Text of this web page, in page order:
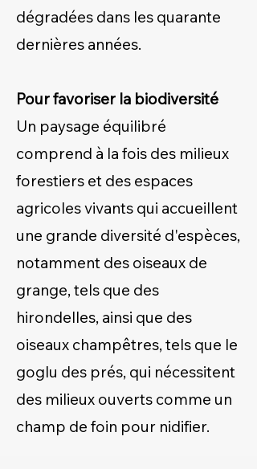
dégradées dans les quarante
dernières années.
Pour favoriser la biodiversité
Un paysage équilibré
comprend à la fois des milieux
forestiers et des espaces
agricoles vivants qui accueillent
une grande diversité d'espèces,
notamment des oiseaux de
grange, tels que des
hirondelles, ainsi que des
oiseaux champêtres, tels que le
goglu des prés, qui nécessitent
des milieux ouverts comme un
champ de foin pour nidifier.